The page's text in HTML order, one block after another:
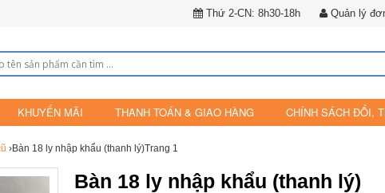
Thứ 2-CN: 8h30-18h Quản lý
KHUYẾN MÃI THANH TOÁN & GIAO HÀNG CHÍNH SÁCH ĐỔI,
›Bàn 18 ly nhập khẩu (thanh lý)Trang 1
Bàn 18 ly nhập khẩu (thanh lý)